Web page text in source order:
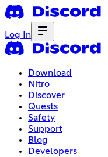
Log In
Download
Nitro
Discover
Quests
Safety
Support
Blog
Developers